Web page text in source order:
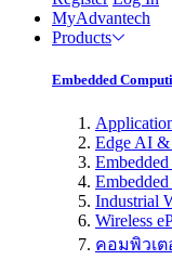
MyAdvantech
Products
Embedded
Edge AI &
Embedded
Industrial
Wireless
คอมพิวเ